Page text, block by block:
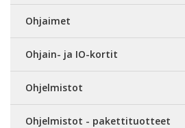
Ohjaimet
Ohjain- ja IO-kortit
Ohjelmistot
Ohjelmistot - pakettituotteet